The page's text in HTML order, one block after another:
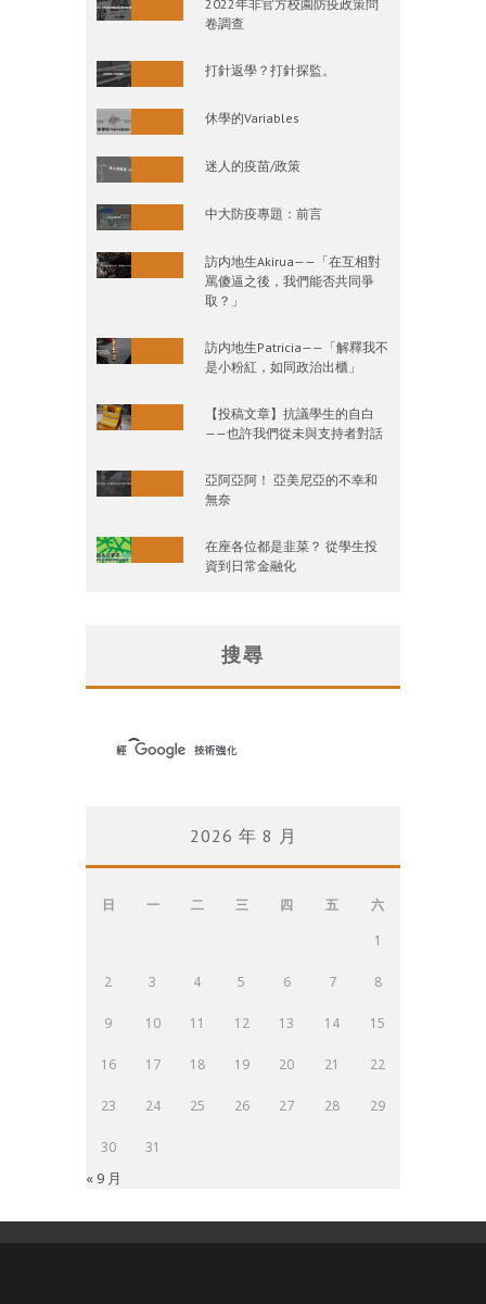
2022年非官方校園防疫政策問
卷調查
打針返學？打針探監。
休學的Variables
迷人的疫苗/政策
中大防疫專題：前言
訪内地生Akirua——「在互相對
罵傻逼之後，我們能否共同爭
取？」
訪内地生Patricia——「解釋我不
是小粉紅，如同政治出櫃」
【投稿文章】抗議學生的自白
——也許我們從未與支持者對話
亞阿亞阿！ 亞美尼亞的不幸和
無奈
在座各位都是韭菜？ 從學生投
資到日常金融化
搜尋
2026 年 8 月
日 一 二 三 四 五
六
1
2 3 4 5 6 7 8
9 10 11 12 13 14 15
16 17 18 19 20 21 22
23 24 25 26 27 28 29
30 31
« 9 月